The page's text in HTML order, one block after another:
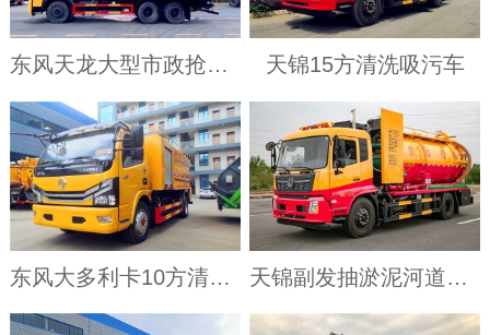
东风天龙大型市政抢修车 天锦15方清洗吸污车
东风大多利卡10方清洗吸污车 天锦副发抽淤泥河道清理车